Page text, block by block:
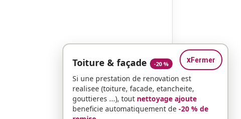
xFermer
Toiture & façade -20 %
Si une prestation de renovation est
realisee (toiture, facade, etancheite,
gouttieres ...), tout nettoyage ajoute
beneficie automatiquement de -20 % de